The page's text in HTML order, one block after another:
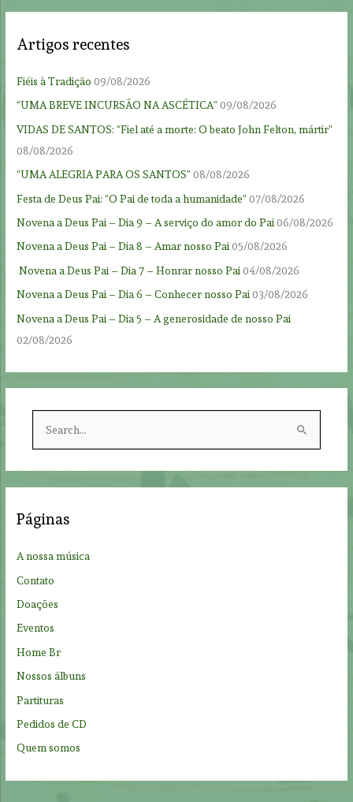
Artigos recentes
Fiéis à Tradição 09/08/2026
“UMA BREVE INCURSÃO NA ASCÉTICA” 09/08/2026
VIDAS DE SANTOS: “Fiel até a morte: O beato John Felton, mártir”
08/08/2026
“UMA ALEGRIA PARA OS SANTOS” 08/08/2026
Festa de Deus Pai: “O Pai de toda a humanidade” 07/08/2026
Novena a Deus Pai – Dia 9 – A serviço do amor do Pai 06/08/2026
Novena a Deus Pai – Dia 8 – Amar nosso Pai05/08/2026
Novena a Deus Pai – Dia 7 – Honrar nosso Pai 04/08/2026
Novena a Deus Pai – Dia 6 – Conhecer nosso Pai03/08/2026
Novena a Deus Pai – Dia 5 – A generosidade de nosso Pai
02/08/2026
h
:
Páginas
A nossa música
Contato
Doações
Eventos
Home Br
Nossos álbuns
Partituras
Pedidos de CD
Quem somos